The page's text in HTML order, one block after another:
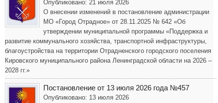
Опубликовано: 21 июля 2026
О внесении изменений в постановление администрации
МО «Город Отрадное» от 28.11.2025 № 642 «Об
утверждении муниципальной программы «Поддержка и
развитие коммунального хозяйства, транспортной инфраструктуры,
благоустройства на территории Отрадненского городского поселения
Кировского муниципального района Ленинградской области на 2026 –
2028 гг.»
Постановление от 13 июля 2026 года №457
Опубликовано: 13 июля 2026